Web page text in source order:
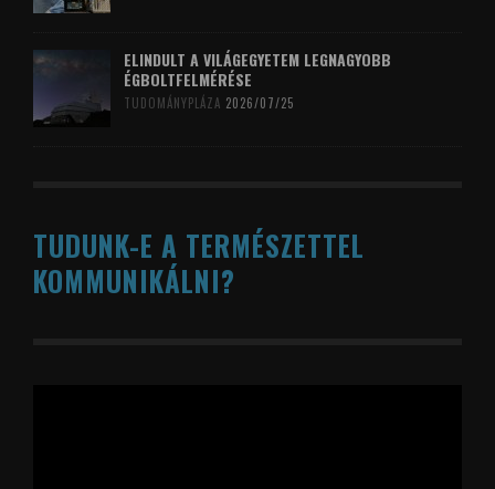
ELINDULT A VILÁGEGYETEM LEGNAGYOBB
ÉGBOLTFELMÉRÉSE
TUDOMÁNYPLÁZA 2026/07/25
TUDUNK-E A TERMÉSZETTEL
KOMMUNIKÁLNI?